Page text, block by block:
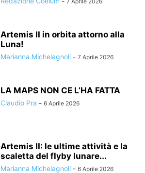
Artemis II in orbita attorno alla
Luna!
Marianna Michelagnoli - 7 Aprile 2026
LA MAPS NON CE L’HA FATTA
Claudio Pra - 6 Aprile 2026
Artemis II: le ultime attività e la
scaletta del flyby lunare...
Marianna Michelagnoli - 6 Aprile 2026